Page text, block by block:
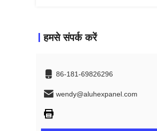
हमसे संपर्क करें
86-181-69826296
wendy@aluhexpanel.com